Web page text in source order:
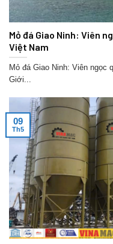
Mỏ đá Giao Ninh: Viên
Việt Nam
Mỏ đá Giao Ninh: Viên ngọc
Giới...
09
Th5